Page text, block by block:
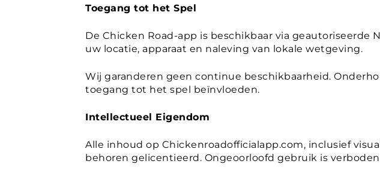
Toegang tot het Spel
De Chicken Road-app is beschikbaar via geautoriseerde
uw locatie, apparaat en naleving van lokale wetgeving.
Wij garanderen geen continue beschikbaarheid.
toegang tot het spel beïnvloeden.
Intellectueel Eigendom
Alle inhoud op Chickenroadofficialapp.com, inclusief
behoren gelicentieerd. Ongeoorloofd gebruik is